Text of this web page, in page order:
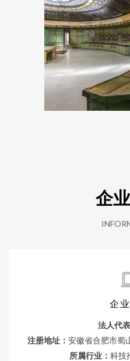
企
企
法人代表
注册地址： 安徽省合肥市蜀
所属行业： 科技